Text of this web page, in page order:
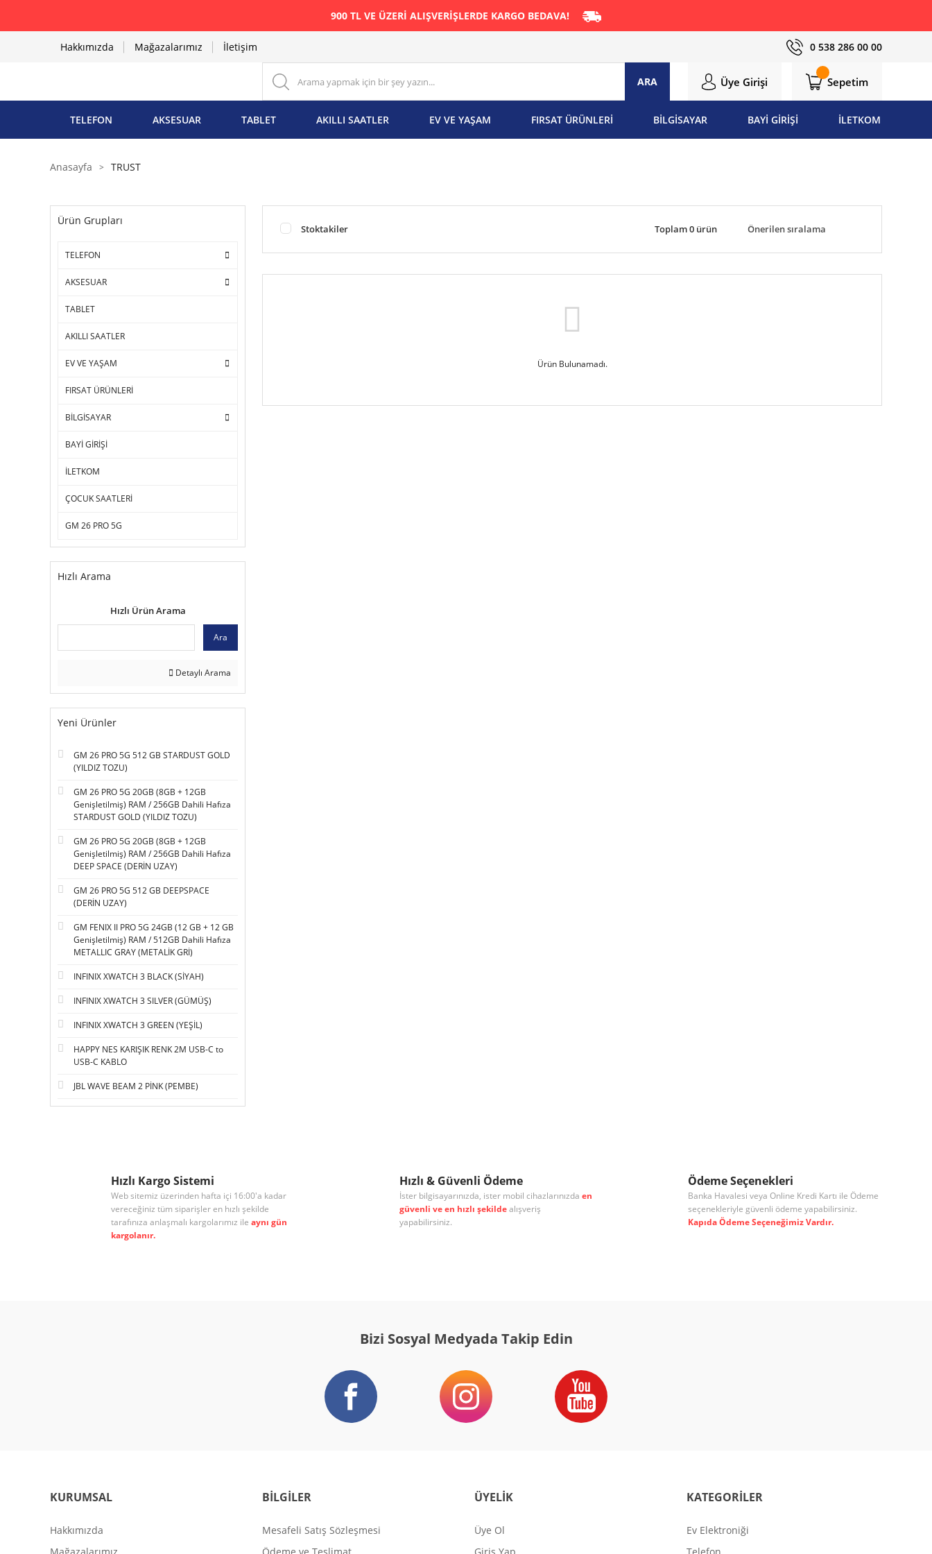
900 TL VE ÜZERİ ALIŞVERİŞLERDE KARGO BEDAVA!
Hakkımızda Mağazalarımız İletişim 0 538 286 00 00
ARA Üye Girişi Sepetim
TELEFON AKSESUAR TABLET AKILLI SAATLER EV VE YAŞAM FIRSAT ÜRÜNLERİ BİLGİSAYAR BAYİ GİRİŞİ İLETKOM
Anasayfa TRUST
Ürün Grupları
TELEFON
AKSESUAR
TABLET
AKILLI SAATLER
EV VE YAŞAM
FIRSAT ÜRÜNLERİ
BİLGİSAYAR
BAYİ GİRİŞİ
İLETKOM
ÇOCUK SAATLERİ
GM 26 PRO 5G
Hızlı Arama
Hızlı Ürün Arama
Ara
Detaylı Arama
Yeni Ürünler
GM 26 PRO 5G 512 GB STARDUST GOLD
(YILDIZ TOZU)
GM 26 PRO 5G 20GB (8GB + 12GB
Genişletilmiş) RAM / 256GB Dahili Hafıza
STARDUST GOLD (YILDIZ TOZU)
GM 26 PRO 5G 20GB (8GB + 12GB
Genişletilmiş) RAM / 256GB Dahili Hafıza
DEEP SPACE (DERİN UZAY)
GM 26 PRO 5G 512 GB DEEPSPACE
(DERİN UZAY)
GM FENIX II PRO 5G 24GB (12 GB + 12 GB
Genişletilmiş) RAM / 512GB Dahili Hafıza
METALLIC GRAY (METALİK GRİ)
INFINIX XWATCH 3 BLACK (SİYAH)
INFINIX XWATCH 3 SILVER (GÜMÜŞ)
INFINIX XWATCH 3 GREEN (YEŞİL)
HAPPY NES KARIŞIK RENK 2M USB-C to
USB-C KABLO
JBL WAVE BEAM 2 PİNK (PEMBE)
Stoktakiler Toplam 0 ürün
Ürün Bulunamadı.
Hızlı Kargo Sistemi
Web sitemiz üzerinden hafta içi 16:00'a kadar
vereceğiniz tüm siparişler en hızlı şekilde
tarafınıza anlaşmalı kargolarımız ile aynı gün
kargolanır.
Hızlı & Güvenli Ödeme
İster bilgisayarınızda, ister mobil cihazlarınızda en
güvenli ve en hızlı şekildealışveriş
yapabilirsiniz.
Ödeme Seçenekleri
Banka Havalesi veya Online Kredi Kartı ile Ödeme
seçenekleriyle güvenli ödeme yapabilirsiniz.
Kapıda Ödeme Seçeneğimiz Vardır.
Bizi Sosyal Medyada Takip Edin
KURUMSAL
Hakkımızda
BİLGİLER
Mesafeli Satış Sözleşmesi
ÜYELİK
Üye Ol
KATEGORİLER
Ev Elektroniği